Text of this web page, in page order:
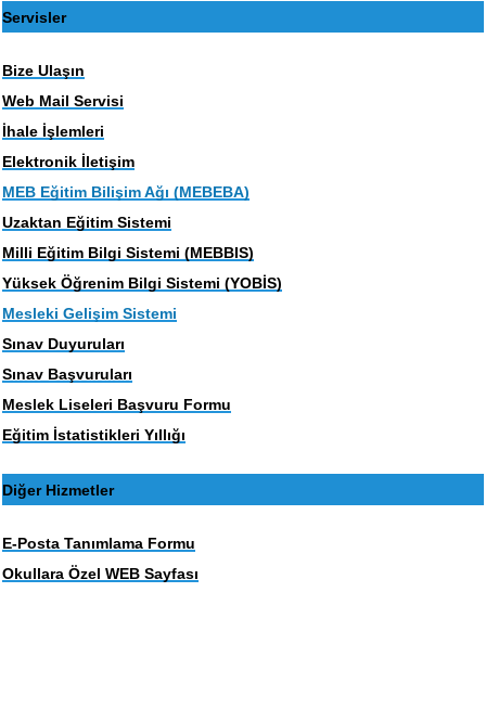
Servisler
Bize Ulaşın
Web Mail Servisi
İhale İşlemleri
Elektronik İletişim
MEB Eğitim Bilişim Ağı (MEBEBA)
Uzaktan Eğitim Sistemi
Milli Eğitim Bilgi Sistemi (MEBBIS)
Yüksek Öğrenim Bilgi Sistemi (YOBİS)
Mesleki Gelişim Sistemi
Sınav Duyuruları
Sınav Başvuruları
Meslek Liseleri Başvuru Formu
Eğitim İstatistikleri Yıllığı
Diğer Hizmetler
E-Posta Tanımlama Formu
Okullara Özel WEB Sayfası